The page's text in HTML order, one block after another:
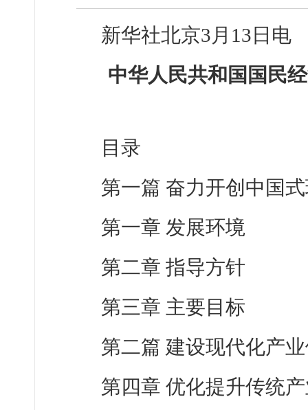
新华社北京3月13日电
中华人民共和国国民
目录
第一篇 奋力开创中国
第一章 发展环境
第二章 指导方针
第三章 主要目标
第二篇 建设现代化产
第四章 优化提升传统